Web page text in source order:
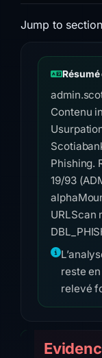
Jump to section
Contenu
Phishing.
19/93
URLScan
reste
relevé